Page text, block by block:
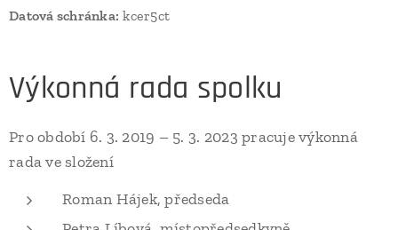
Datová schránka: kcer5ct
Výkonná rada spolku
Pro období 6. 3. 2019 – 5. 3. 2023 pracuje výkonná
rada ve složení
Roman Hájek, předseda